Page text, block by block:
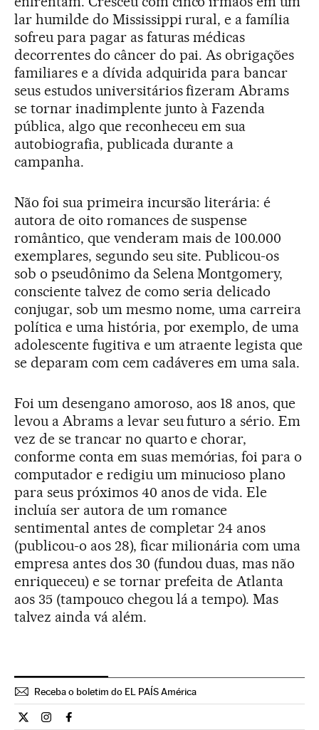
lar humilde do Mississippi rural, e a família
sofreu para pagar as faturas médicas
decorrentes do câncer do pai. As obrigações
familiares e a dívida adquirida para bancar
seus estudos universitários fizeram Abrams
se tornar inadimplente junto à Fazenda
pública, algo que reconheceu em sua
autobiografia, publicada durante a
campanha.
Não foi sua primeira incursão literária: é
autora de oito romances de suspense
romântico, que venderam mais de 100.000
exemplares, segundo seu site. Publicou-os
sob o pseudônimo da Selena Montgomery,
consciente talvez de como seria delicado
conjugar, sob um mesmo nome, uma carreira
política e uma história, por exemplo, de uma
adolescente fugitiva e um atraente legista que
se deparam com cem cadáveres em uma sala.
Foi um desengano amoroso, aos 18 anos, que
levou a Abrams a levar seu futuro a sério. Em
vez de se trancar no quarto e chorar,
conforme conta em suas memórias, foi para o
computador e redigiu um minucioso plano
para seus próximos 40 anos de vida. Ele
incluía ser autora de um romance
sentimental antes de completar 24 anos
(publicou-o aos 28), ficar milionária com uma
empresa antes dos 30 (fundou duas, mas não
enriqueceu) e se tornar prefeita de Atlanta
aos 35 (tampouco chegou lá a tempo). Mas
talvez ainda vá além.
Receba o boletim do EL PAÍS América
Internacional El País Brasil en Twitter
Internacional El País Brasil en Instagram
Internacional El País Brasil en Facebook